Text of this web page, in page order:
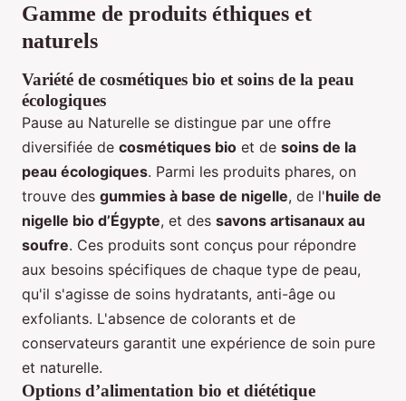
Gamme de produits éthiques et
naturels
Variété de cosmétiques bio et soins de la peau
écologiques
Pause au Naturelle se distingue par une offre
diversifiée de cosmétiques bio et de soins de la
peau écologiques. Parmi les produits phares, on
trouve des gummies à base de nigelle, de l'huile de
nigelle bio d’Égypte, et des savons artisanaux au
soufre. Ces produits sont conçus pour répondre
aux besoins spécifiques de chaque type de peau,
qu'il s'agisse de soins hydratants, anti-âge ou
exfoliants. L'absence de colorants et de
conservateurs garantit une expérience de soin pure
et naturelle.
Options d’alimentation bio et diététique